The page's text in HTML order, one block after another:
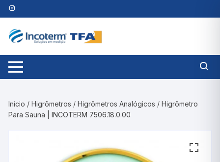
Pular
para
conteúdo
Início /Higrômetros /Higrômetros Analógicos / Higrômetro
Para Sauna | INCOTERM 7506.18.0.00